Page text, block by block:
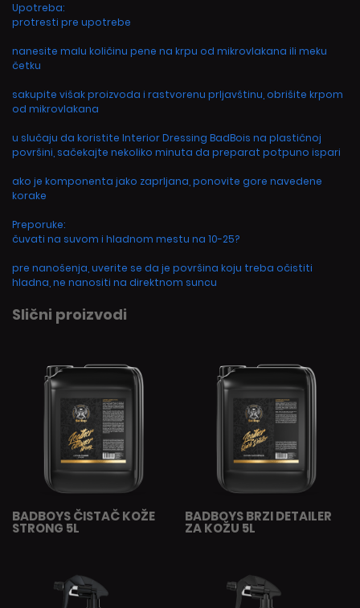
Upotreba:
protresti pre upotrebe
nanesite malu količinu pene na krpu od mikrovlakana ili meku
četku
sakupite višak proizvoda i rastvorenu prljavštinu, obrišite krpom
od mikrovlakana
u slučaju da koristite Interior Dressing BadBois na plastičnoj
površini, sačekajte nekoliko minuta da preparat potpuno ispari
ako je komponenta jako zaprljana, ponovite gore navedene
korake
Preporuke:
čuvati na suvom i hladnom mestu na 10-25?
pre nanošenja, uverite se da je površina koju treba očistiti
hladna, ne nanositi na direktnom suncu
Slični proizvodi
BADBOYS ČISTAČ KOŽE
STRONG 5L
BADBOYS BRZI DETAILER
ZA KOŽU 5L